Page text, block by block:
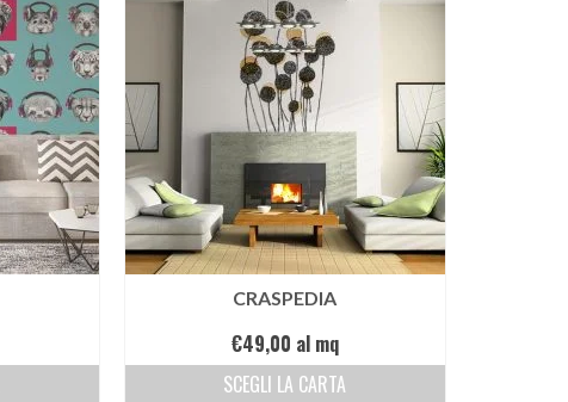
CRASPEDIA
€49,00 al mq
SCEGLI LA CARTA